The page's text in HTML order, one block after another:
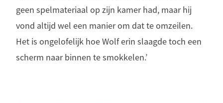
geen spelmateriaal op zijn kamer had, maar hij
vond altijd wel een manier om dat te omzeilen.
Het is ongelofelijk hoe Wolf erin slaagde toch een
scherm naar binnen te smokkelen.’